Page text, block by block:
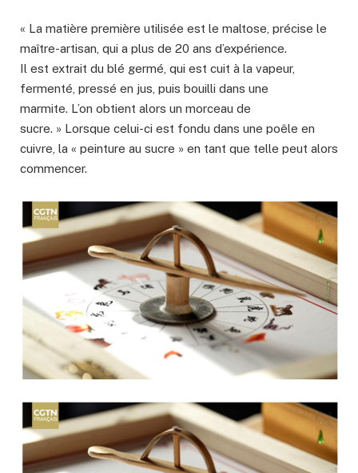
« La matière première utilisée est le maltose, précise le
maître-artisan, qui a plus de 20 ans d’expérience.
Il est extrait du blé germé, qui est cuit à la vapeur,
fermenté, pressé en jus, puis bouilli dans une
marmite. L’on obtient alors un morceau de
sucre. » Lorsque celui-ci est fondu dans une poêle en
cuivre, la « peinture au sucre » en tant que telle peut alors
commencer.